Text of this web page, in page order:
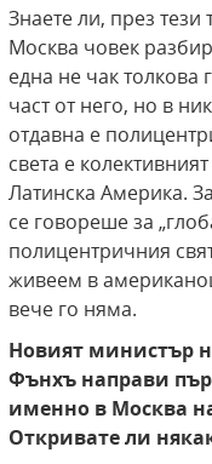
Знаете ли, през
Москва човек
една не чак толкова
част от него, но в
отдавна е
света е
Латинска Америка.
се говореше за
полицентричния
живеем в
вече го няма.
Новият министър
Фънхъ направи
именно в Москва
Откривате ли